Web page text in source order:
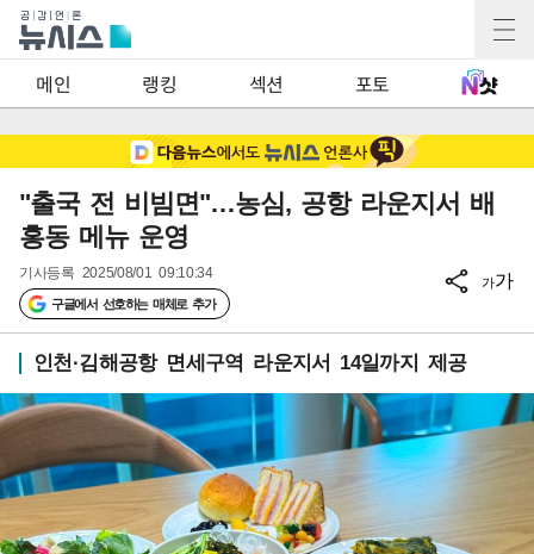
메인 랭킹 섹션 포토
"출국 전 비빔면"…농심, 공항 라운지서 배
홍동 메뉴 운영
기사등록 2025/08/01 09:10:34
구글에서 선호하는 매체로 추가
가가
인천·김해공항 면세구역 라운지서 14일까지 제공